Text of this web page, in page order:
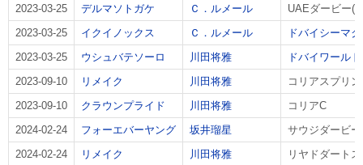
2023-03-25
デルマソトガケ Ｃ．ルメール
UAEダービー
2023-03-25
イクイノックス Ｃ．ルメール
ドバイシーマ
2023-03-25
ウシュバテソーロ 川田将雅
ドバイワール
2023-09-10
リメイク 川田将雅
コリアスプリ
2023-09-10
クラウンプライド 川田将雅
コリアC
2024-02-24
フォーエバーヤング 坂井瑠星
サウジダービー
2024-02-24
リメイク 川田将雅
リヤドダート